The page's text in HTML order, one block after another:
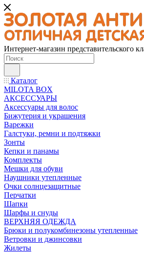
Интернет-магазин представительского
Каталог
MILOTA BOX
АКСЕССУАРЫ
Аксессуары для волос
Бижутерия и украшения
Варежки
Галстуки, ремни и подтяжки
Зонты
Кепки и панамы
Комплекты
Мешки для обуви
Наушники утепленные
Очки солнцезащитные
Перчатки
Шапки
Шарфы и снуды
ВЕРХНЯЯ ОДЕЖДА
Брюки и полукомбинезоны утепленные
Ветровки и джинсовки
Жилеты